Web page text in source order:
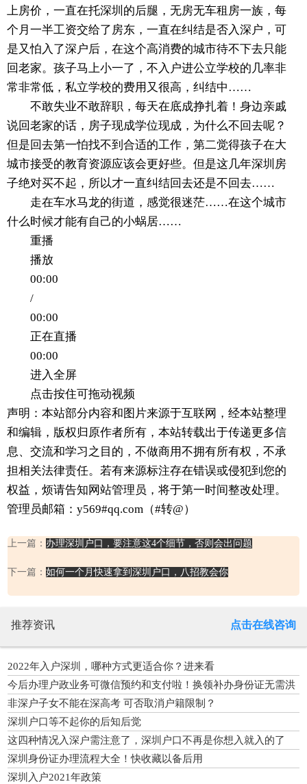
上房价，一直在托深圳的后腿，无房无车租房一族，每
个月一半工资交给了房东，一直在纠结是否入深户，可
是又怕入了深户后，在这个高消费的城市待不下去只能
回老家。孩子马上小一了，不入户进公立学校的几率非
常非常低，私立学校的费用又很高，纠结中……
不敢失业不敢辞职，每天在底成挣扎着！身边亲戚
说回老家的话，房子现成学位现成，为什么不回去呢？
但是回去第一怕找不到合适的工作，第二觉得孩子在大
城市接受的教育资源应该会更好些。但是这几年深圳房
子绝对买不起，所以才一直纠结回去还是不回去……
走在车水马龙的街道，感觉很迷茫……在这个城市
什么时候才能有自己的小蜗居……
重播
播放
00:00
/
00:00
正在直播
00:00
进入全屏
点击按住可拖动视频
声明：本站部分内容和图片来源于互联网，经本站整理
和编辑，版权归原作者所有，本站转载出于传递更多信
息、交流和学习之目的，不做商用不拥有所有权，不承
担相关法律责任。若有来源标注存在错误或侵犯到您的
权益，烦请告知网站管理员，将于第一时间整改处理。
管理员邮箱：y569#qq.com（#转@）
上一篇： 办理深圳户口，要注意这4个细节，否则会出问题
下一篇： 如何一个月快速拿到深圳户口，八招教会你
推荐资讯 点击在线咨询
2022年入户深圳，哪种方式更适合你？进来看
今后办理户政业务可微信预约和支付啦！换领补办身份证无需洪
荒之力
非深户子女不能在深高考 可否取消户籍限制？
深圳户口等不起你的后知后觉
这四种情况入深户需注意了，深圳户口不再是你想入就入的了
深圳身份证办理流程大全！快收藏以备后用
深圳入户2021年政策